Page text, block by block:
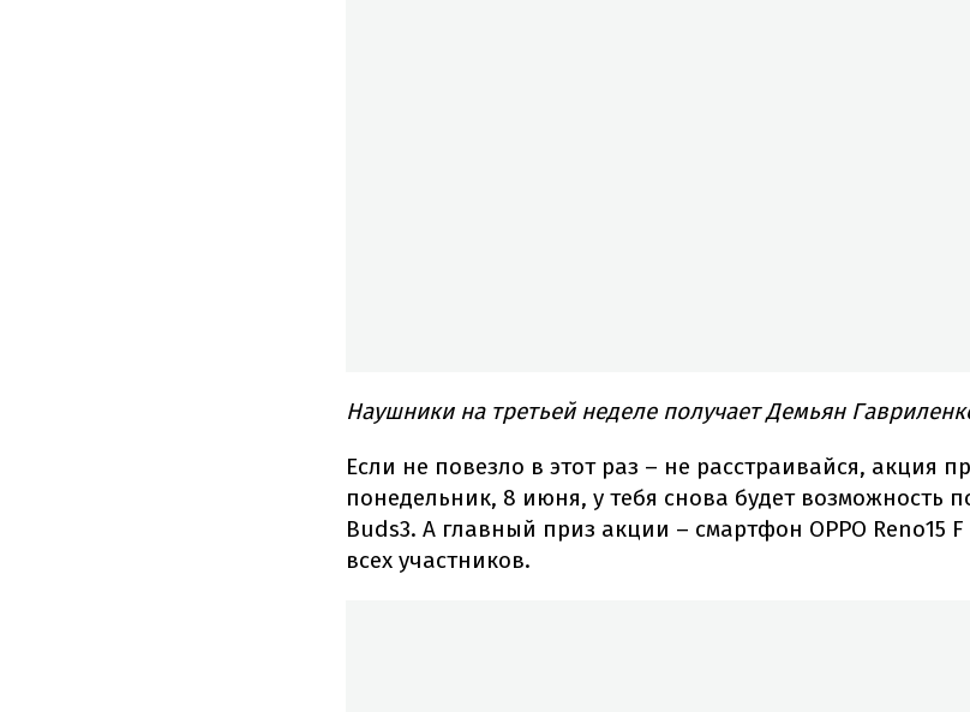
Наушники на третьей неделе получает Демьян
Если не повезло в этот раз – не расстраивайся, акция
понедельник, 8 июня, у тебя снова будет возможность
Buds3. А главный приз акции – смартфон OPPO Reno15
всех участников.